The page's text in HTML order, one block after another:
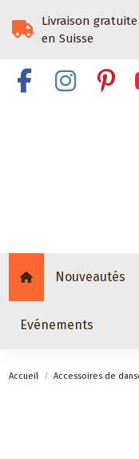
Livraison
en Suisse
Nouveautés
Evénements
Accueil Accessoires de